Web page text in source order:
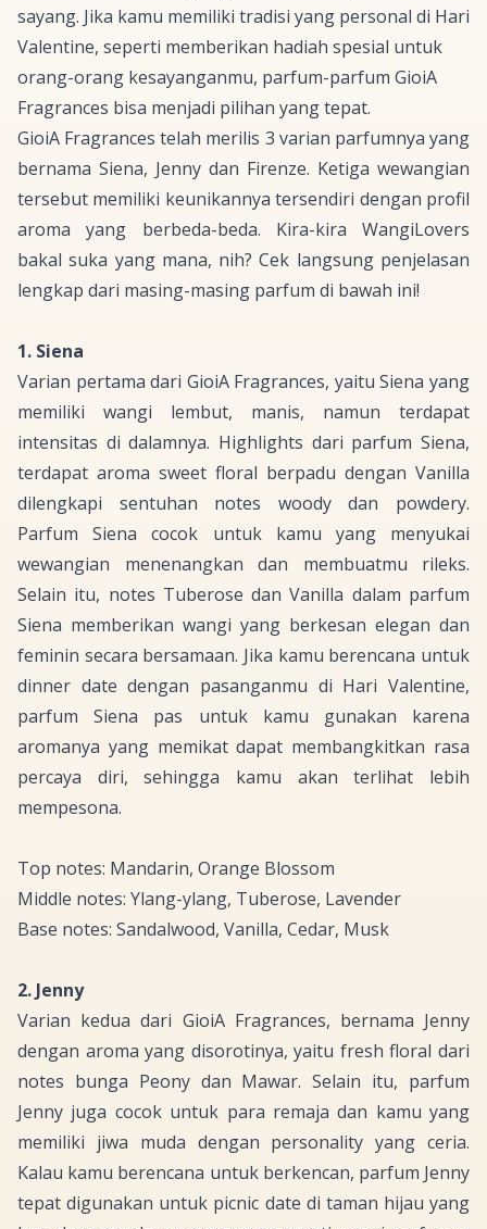
sayang. Jika kamu memiliki tradisi yang personal di Hari
Valentine, seperti memberikan hadiah spesial untuk
orang-orang kesayanganmu, parfum-parfum GioiA
Fragrances bisa menjadi pilihan yang tepat.
GioiA Fragrances telah merilis 3 varian parfumnya yang
bernama Siena, Jenny dan Firenze. Ketiga wewangian
tersebut memiliki keunikannya tersendiri dengan profil
aroma yang berbeda-beda. Kira-kira WangiLovers
bakal suka yang mana, nih? Cek langsung penjelasan
lengkap dari masing-masing parfum di bawah ini!
1. Siena
Varian pertama dari GioiA Fragrances, yaitu Siena yang
memiliki wangi lembut, manis, namun terdapat
intensitas di dalamnya. Highlights dari parfum Siena,
terdapat aroma sweet floral berpadu dengan Vanilla
dilengkapi sentuhan notes woodydan powdery.
Parfum Siena cocok untuk kamu yang menyukai
wewangian menenangkan dan membuatmu rileks.
Selain itu, notes Tuberose danVanilla dalam parfum
Siena memberikan wangi yang berkesan elegan dan
feminin secara bersamaan. Jika kamu berencana untuk
dinner date dengan pasanganmu di HariValentine,
parfum Siena pas untuk kamu gunakan karena
aromanya yang memikat dapat membangkitkan rasa
percaya diri, sehingga kamu akan terlihat lebih
mempesona.
Top notes: Mandarin, Orange Blossom
Middle notes: Ylang-ylang, Tuberose, Lavender
Base notes: Sandalwood, Vanilla, Cedar, Musk
2. Jenny
Varian kedua dari GioiA Fragrances, bernama Jenny
dengan aroma yang disorotinya, yaitu fresh floral dari
notes bunga Peony dan Mawar. Selain itu, parfum
Jenny juga cocok untuk para remaja dan kamu yang
memiliki jiwa muda dengan personality yang ceria.
Kalau kamu berencana untuk berkencan, parfum Jenny
tepat digunakan untuk picnic date di taman hijau yang